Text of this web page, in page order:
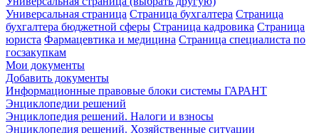
Универсальная страница Страница бухгалтера Страница
бухгалтера бюджетной сферы Страница кадровика Страница
юриста Фармацевтика и медицина Страница специалиста по
госзакупкам
Мои документы
Добавить документы
Информационные правовые блоки системы ГАРАНТ
Энциклопедии решений
Энциклопедия решений. Налоги и взносы
Энциклопедия решений. Хозяйственные ситуации